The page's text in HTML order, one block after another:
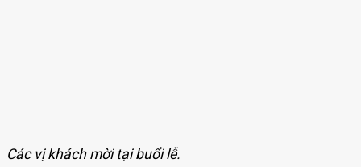
Các vị khách mời tại buổi lễ.